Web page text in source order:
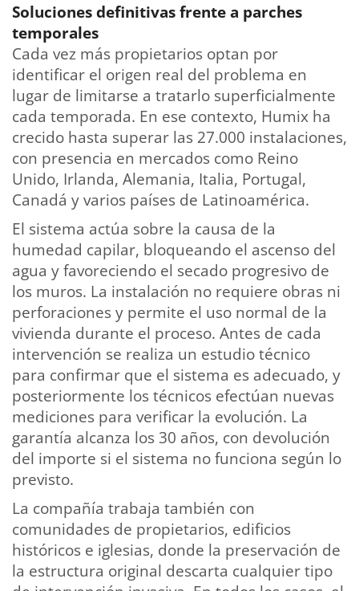
Soluciones definitivas frente a parches
temporales
Cada vez más propietarios optan por
identificar el origen real del problema en
lugar de limitarse a tratarlo superficialmente
cada temporada. En ese contexto, Humix ha
crecido hasta superar las 27.000 instalaciones,
con presencia en mercados como Reino
Unido, Irlanda, Alemania, Italia, Portugal,
Canadá y varios países de Latinoamérica.
El sistema actúa sobre la causa de la
humedad capilar, bloqueando el ascenso del
agua y favoreciendo el secado progresivo de
los muros. La instalación no requiere obras ni
perforaciones y permite el uso normal de la
vivienda durante el proceso. Antes de cada
intervención se realiza un estudio técnico
para confirmar que el sistema es adecuado, y
posteriormente los técnicos efectúan nuevas
mediciones para verificar la evolución. La
garantía alcanza los 30 años, con devolución
del importe si el sistema no funciona según lo
previsto.
La compañía trabaja también con
comunidades de propietarios, edificios
históricos e iglesias, donde la preservación de
la estructura original descarta cualquier tipo